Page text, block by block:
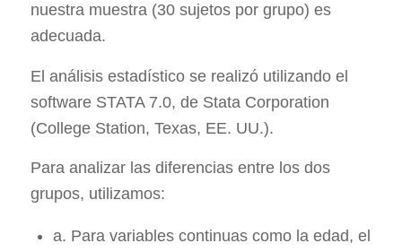
nuestra muestra (30 sujetos por grupo) es
adecuada.
El análisis estadístico se realizó utilizando el
software STATA 7.0, de Stata Corporation
(College Station, Texas, EE. UU.).
Para analizar las diferencias entre los dos
grupos, utilizamos:
a. Para variables continuas como la edad, el